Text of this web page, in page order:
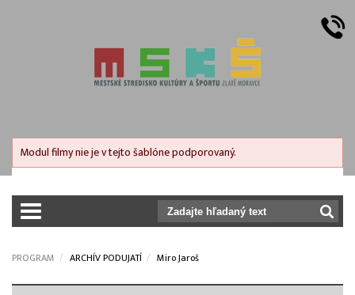
Modul filmy nie je v tejto šablóne podporovaný.
prepnut_navigaciu
PROGRAM ARCHÍV PODUJATÍ Miro Jaroš